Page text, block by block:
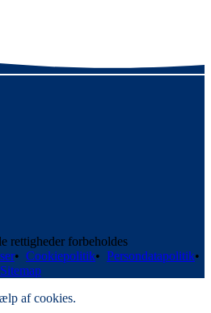
forbeholdes
• Cookiepolitik• Persondatapolitik•
Sitemap
af cookies.